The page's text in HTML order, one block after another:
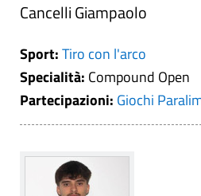
Cancelli Giampaolo
Sport:Tiro con l'arco
Specialità: Compound Open
Partecipazioni: Giochi